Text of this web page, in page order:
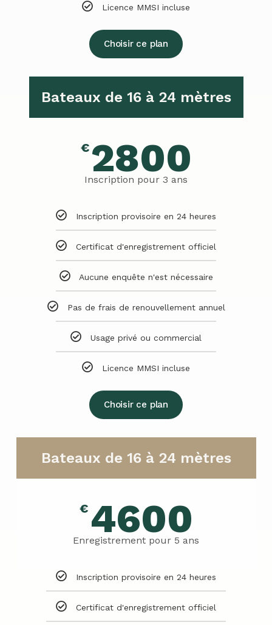
Licence MMSI incluse
Choisir ce plan
Bateaux de 16 à 24 mètres
€ 2800
Inscription pour 3 ans
Inscription provisoire en 24 heures
Certificat d'enregistrement officiel
Aucune enquête n'est nécessaire
Pas de frais de renouvellement annuel
Usage privé ou commercial
Licence MMSI incluse
Choisir ce plan
Bateaux de 16 à 24 mètres
€ 4600
Enregistrement pour 5 ans
Inscription provisoire en 24 heures
Certificat d'enregistrement officiel